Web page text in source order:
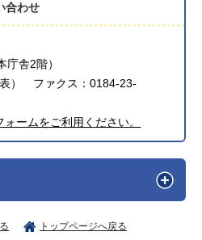
合わせ
庁舎2階）
） ファクス：0184-23-
ームをご利用ください。
トップページへ戻る